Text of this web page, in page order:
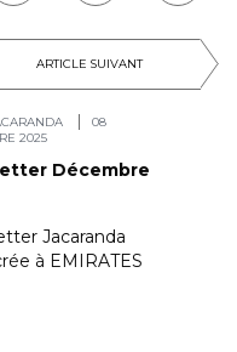
ARTICLE SUIVANT
08
2025
Décembre
Jacaranda
à EMIRATES